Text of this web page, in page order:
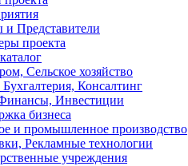
Представители
проекта
Сельское хозяйство
Консалтинг
Инвестиции
бизнеса
и промышленное производство
Рекламные технологии
учреждения